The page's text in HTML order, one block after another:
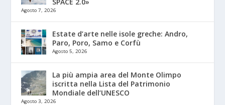
Agosto 7, 2026
Estate d’arte nelle isole greche: Andro,
Paro, Poro, Samo e Corfù
Agosto 5, 2026
La più ampia area del Monte Olimpo
iscritta nella Lista del Patrimonio
Mondiale dell’UNESCO
Agosto 3, 2026